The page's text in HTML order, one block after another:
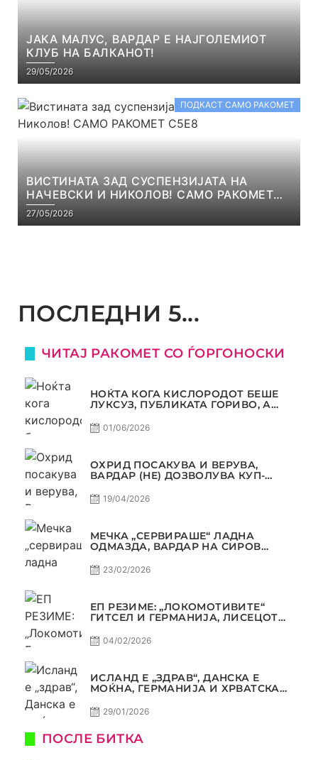
ЈАКА МАЛУС, ВАРДАР Е НАЈГОЛЕМИОТ
КЛУБ НА БАЛКАНОТ!
29/05/2026
ПОДКАСТ САМО РАКОМЕТ
ВИСТИНАТА ЗАД СУСПЕНЗИЈАТА НА
НАЧЕВСКИ И НИКОЛОВ! САМО РАКОМЕТ
С5Е8
27/05/2026
ПОСЛЕДНИ 5...
ЧИТАЈ РАКОМЕТ СО ЃОРГОНОСКИ
НОЌТА КОГА КИСЛОРОДОТ БЕШЕ
ЛУКСУЗ, ПУБЛИКАТА ГОРИВО, А
01/06/2026
ОХРИД ПОСАКУВА И ВЕРУВА,
ВАРДАР (НЕ) ДОЗВОЛУВА КУП-
19/04/2026
МЕЧКА „СЕРВИРАШЕ“ ЛАДНА
ОДМАЗДА, ВАРДАР НА СИРОВ
АВТОКОМАНДА
23/02/2026
ЕП РЕЗИМЕ: „ЛОКОМОТИВИТЕ“
ГИТСЕЛ И ГЕРМАНИЈА, ЛИСЕЦОТ
04/02/2026
ИСЛАНД Е „ЗДРАВ“, ДАНСКА Е
МОЌНА, ГЕРМАНИЈА И ХРВАТСКА
29/01/2026
ПОСЛЕ БИТКА